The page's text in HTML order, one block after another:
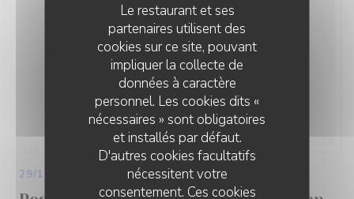
Le restaurant et ses
partenaires utilisent des
cookies sur ce site, pouvant
impliquer la collecte de
données à caractère
personnel. Les cookies dits «
nécessaires » sont obligatoires
et installés par défaut.
D'autres cookies facultatifs
nécessitent votre
consentement. Ces cookies
29/10/2025